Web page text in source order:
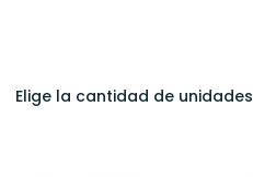
Elige la cantidad de unidades